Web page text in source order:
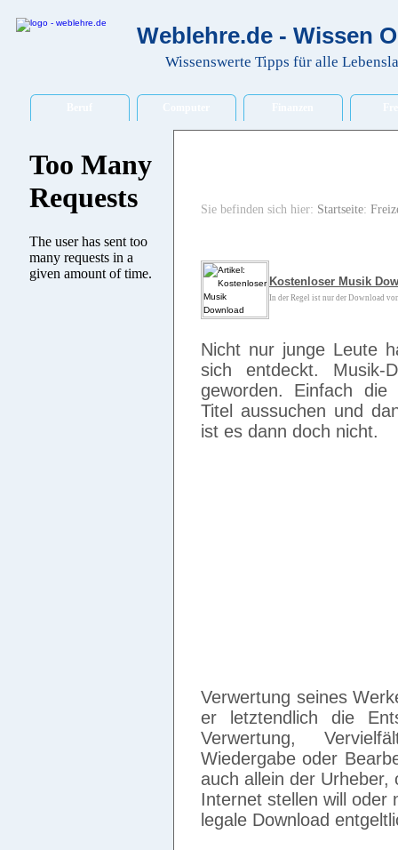
Weblehre.de - Wissen
Wissenswerte Tipps für alle
Sie befinden sich hier: Startseite:
Kostenloser Musik
In der Regel ist nur der Download
Nicht nur junge Leute
sich entdeckt. Musik-
geworden. Einfach die
Titel aussuchen und
ist es dann doch nicht.
Verwertung seines
er letztendlich die
Verwertung,
Wiedergabe oder
auch allein der
Internet stellen will oder
legale Download